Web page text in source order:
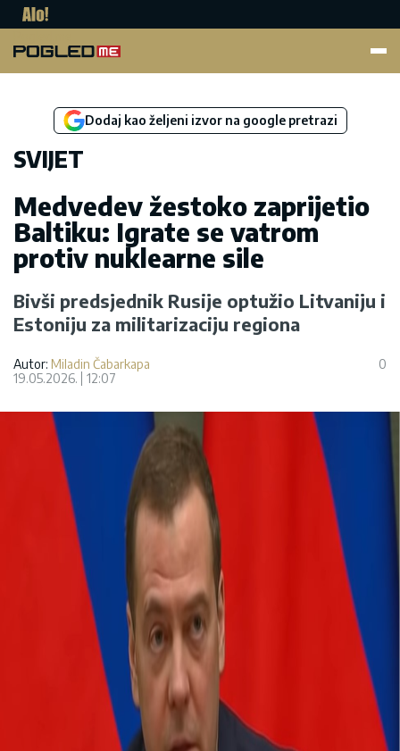
Dodaj kao željeni izvor na google pretrazi
SVIJET
Medvedev žestoko zaprijetio
Baltiku: Igrate se vatrom
protiv nuklearne sile
Bivši predsjednik Rusije optužio Litvaniju i
Estoniju za militarizaciju regiona
Autor: Miladin Čabarkapa
19.05.2026.
12:07
0